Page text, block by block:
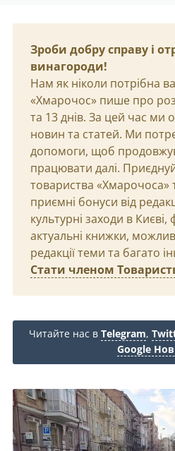
Зроби добру справу і
винагороди!
Нам як ніколи потрібна
«Хмарочос» пише про
та 13 днів. За цей час ми
новин та статей. Ми
допомоги, щоб
працювати далі.
товариства «Хмарочоса»
приємні бонуси від
культурні заходи в
актуальні книжки,
редакції теми та багато
Стати членом
Читайте нас в Telegram,
Google